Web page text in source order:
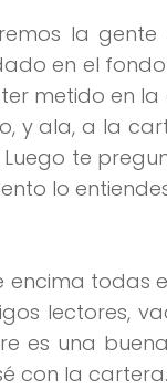
la
en el
metido en
y ala, a la
Luego te
lo
todas
lectores,
es una
con la